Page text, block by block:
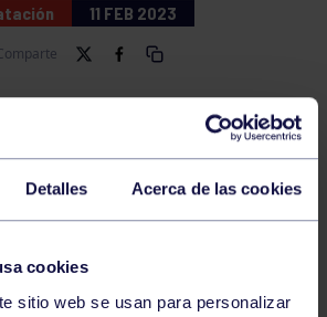
Detalles Acerca de las cookies
cookies
sitio web se usan para personalizar
11 FEB 2023
RELACIONADAS